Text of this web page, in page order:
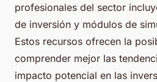
profesionales del sector
de inversión y módulos de
Estos recursos ofrecen la
comprender mejor las
impacto potencial en las